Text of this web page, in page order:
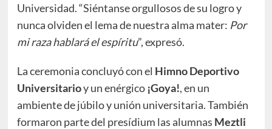
Universidad. “Siéntanse orgullosos de su logro y
nunca olviden el lema de nuestra alma mater: Por
mi raza hablará el espíritu”, expresó.
La ceremonia concluyó con el Himno Deportivo
Universitarioy un enérgico ¡Goya!, en un
ambiente de júbilo y unión universitaria. También
formaron parte del presídium las alumnas Meztli